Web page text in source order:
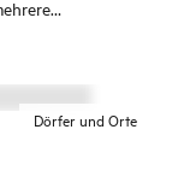
Dörfer und Orte